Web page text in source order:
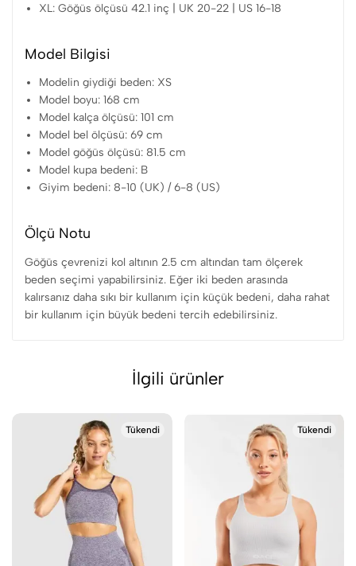
XL: Göğüs ölçüsü 42.1 inç | UK 20-22 | US 16-18
Model Bilgisi
Modelin giydiği beden: XS
Model boyu: 168 cm
Model kalça ölçüsü: 101 cm
Model bel ölçüsü: 69 cm
Model göğüs ölçüsü: 81.5 cm
Model kupa bedeni: B
Giyim bedeni: 8-10 (UK) / 6-8 (US)
Ölçü Notu
Göğüs çevrenizi kol altının 2.5 cm altından tam ölçerek
beden seçimi yapabilirsiniz. Eğer iki beden arasında
kalırsanız daha sıkı bir kullanım için küçük bedeni, daha rahat
bir kullanım için büyük bedeni tercih edebilirsiniz.
İlgili ürünler
Tükendi Tükendi